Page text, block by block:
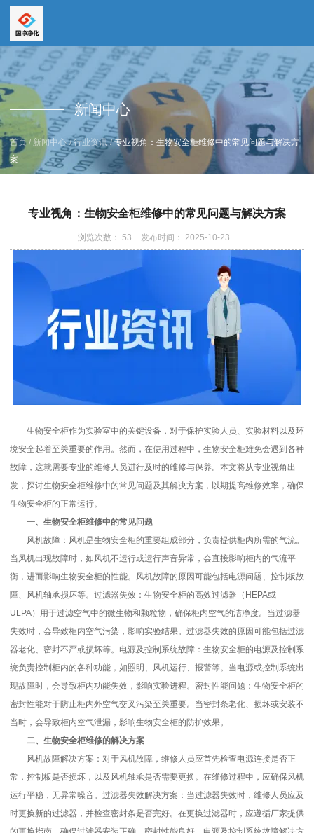
全国服务热线
19157616862
全国服务热线
15669159195新闻中心
首页 / 新闻中心 /行业资讯 /专业视角：生物安全柜维修中的常见问题与解决方
案
专业视角：生物安全柜维修中的常见问题与解决方案
浏览次数： 53 发布时间： 2025-10-23
生物安全柜作为实验室中的关键设备，对于保护实验人员、实验材料以及环
境安全起着至关重要的作用。然而，在使用过程中，生物安全柜难免会遇到各种
故障，这就需要专业的维修人员进行及时的维修与保养。本文将从专业视角出
发，探讨生物安全柜维修中的常见问题及其解决方案，以期提高维修效率，确保
生物安全柜的正常运行。
一、生物安全柜维修中的常见问题
风机故障：风机是生物安全柜的重要组成部分，负责提供柜内所需的气流。
当风机出现故障时，如风机不运行或运行声音异常，会直接影响柜内的气流平
衡，进而影响生物安全柜的性能。风机故障的原因可能包括电源问题、控制板故
障、风机轴承损坏等。过滤器失效：生物安全柜的高效过滤器（HEPA或
ULPA）用于过滤空气中的微生物和颗粒物，确保柜内空气的洁净度。当过滤器
失效时，会导致柜内空气污染，影响实验结果。过滤器失效的原因可能包括过滤
器老化、密封不严或损坏等。电源及控制系统故障：生物安全柜的电源及控制系
统负责控制柜内的各种功能，如照明、风机运行、报警等。当电源或控制系统出
现故障时，会导致柜内功能失效，影响实验进程。密封性能问题：生物安全柜的
密封性能对于防止柜内外空气交叉污染至关重要。当密封条老化、损坏或安装不
当时，会导致柜内空气泄漏，影响生物安全柜的防护效果。
二、生物安全柜维修的解决方案
风机故障解决方案：对于风机故障，维修人员应首先检查电源连接是否正
常，控制板是否损坏，以及风机轴承是否需要更换。在维修过程中，应确保风机
运行平稳，无异常噪音。过滤器失效解决方案：当过滤器失效时，维修人员应及
时更换新的过滤器，并检查密封条是否完好。在更换过滤器时，应遵循厂家提供